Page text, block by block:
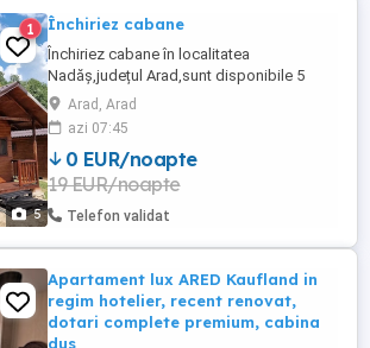
5
1 Închiriez cabane
Închiriez cabane în localitatea
Nadăș,județul Arad,sunt disponibile 5
cabane cu câte 4 locuri,detalii la telefon
Arad, Arad
azi 07:45
0 EUR/noapte
19 EUR/noapte
Telefon validat
Apartament lux ARED Kaufland in
regim hotelier, recent renovat,
dotari complete premium, cabina
dus